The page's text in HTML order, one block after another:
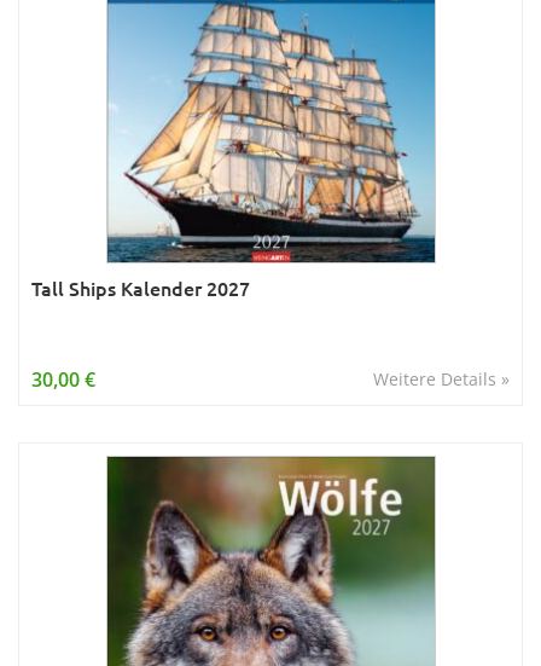
Tall Ships Kalender 2027
Weitere Details »
30,00 €